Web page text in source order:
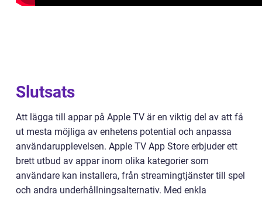
Slutsats
Att lägga till appar på Apple TV är en viktig del av att få
ut mesta möjliga av enhetens potential och anpassa
användarupplevelsen. Apple TV App Store erbjuder ett
brett utbud av appar inom olika kategorier som
användare kan installera, från streamingtjänster till spel
och andra underhållningsalternativ. Med enkla